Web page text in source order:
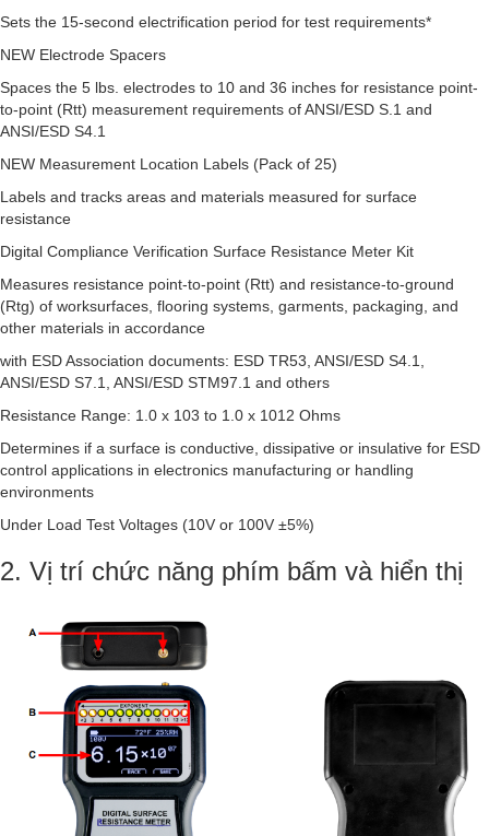
Sets the 15-second electrification period for test requirements*
NEW Electrode Spacers
Spaces the 5 lbs. electrodes to 10 and 36 inches for resistance point-
to-point (Rtt) measurement requirements of ANSI/ESD S.1 and
ANSI/ESD S4.1
NEW Measurement Location Labels (Pack of 25)
Labels and tracks areas and materials measured for surface
resistance
Digital Compliance Verification Surface Resistance Meter Kit
Measures resistance point-to-point (Rtt) and resistance-to-ground
(Rtg) of worksurfaces, flooring systems, garments, packaging, and
other materials in accordance
with ESD Association documents: ESD TR53, ANSI/ESD S4.1,
ANSI/ESD S7.1, ANSI/ESD STM97.1 and others
Resistance Range: 1.0 x 103 to 1.0 x 1012 Ohms
Determines if a surface is conductive, dissipative or insulative for ESD
control applications in electronics manufacturing or handling
environments
Under Load Test Voltages (10V or 100V ±5%)
2. Vị trí chức năng phím bấm và hiển thị